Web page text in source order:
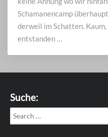
Schamanencamp
derweil im Schatten.
entstanden …
Suche:
Search
for: